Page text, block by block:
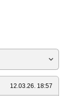
12.03.26. 18:57